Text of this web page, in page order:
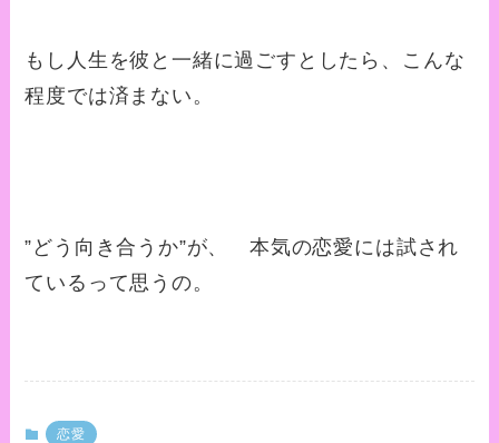
もし人生を彼と一緒に過ごすとしたら、こんな
程度では済まない。
”どう向き合うか”が、 本気の恋愛には試され
ているって思うの。
恋愛